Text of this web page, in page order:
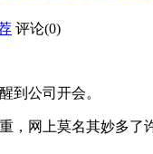
评论(0)
到公司开会。
，网上莫名其妙多